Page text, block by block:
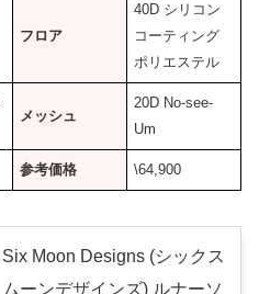
フロア
40D シリコン
コーティング
ポリエステル
メッシュ
20D No-see-
Um
参考価格 \64,900
Six Moon Designs (シックス
ムーンデザインズ) ルナーソ